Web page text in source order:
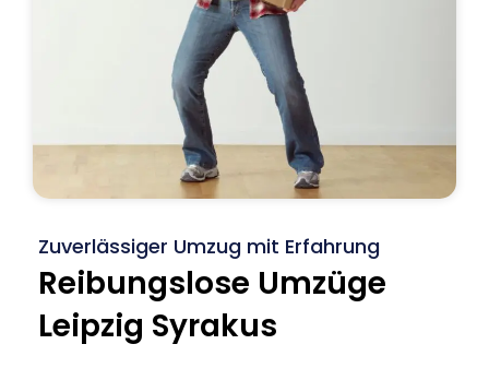
Zuverlässiger Umzug mit Erfahrung
Reibungslose Umzüge
Leipzig Syrakus